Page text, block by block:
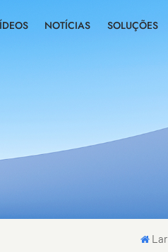
NOTÍCIAS SOLUÇÕES
Lar